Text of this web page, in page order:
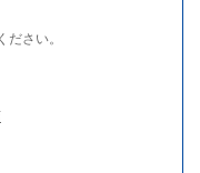
さい。